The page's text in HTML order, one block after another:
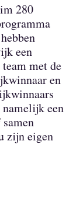
280
een
met de
en
een
zijn eigen